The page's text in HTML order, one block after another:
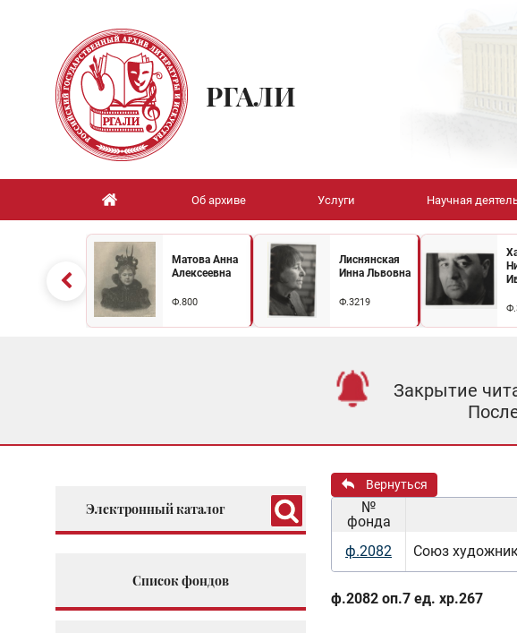
РГАЛИ
Об архиве Услуги Научная
Матова Анна
Алексеевна
Ф.800
Лиснянская
Инна Львовна
Ф.3219
Закрытие
Электронный каталог
Список фондов
Вернуться
№
фонда
ф.2082
Союз
ф.2082 оп.7 ед. хр.267